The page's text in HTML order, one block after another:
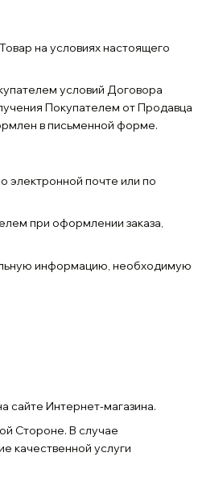
на условиях настоящего
условий Договора
Покупателем от Продавца
в письменной форме.
электронной почте или по
при оформлении заказа,
информацию, необходимую
сайте Интернет-магазина.
Стороне. В случае
качественной услуги